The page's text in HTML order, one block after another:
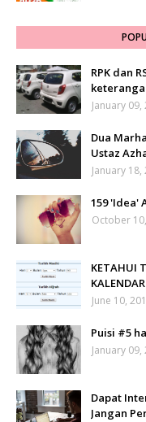
RPK dan
January 09,
Dua
Ustaz
January 18,
159 'Idea'
October
KETAHUI
June 10,
Puisi #5
January 09,
Dapat
Jangan